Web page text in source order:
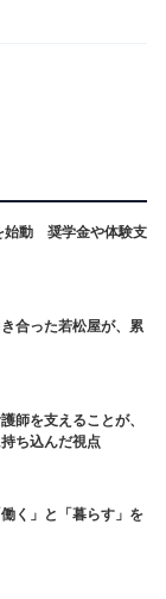
「ぽかぽかライ
始動 奨学金や体験支
合った若松屋が、累
師を支えることが、
ち込んだ視点
く」と「暮らす」を